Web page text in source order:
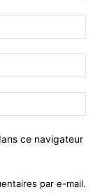
ce navigateur
par e-mail.